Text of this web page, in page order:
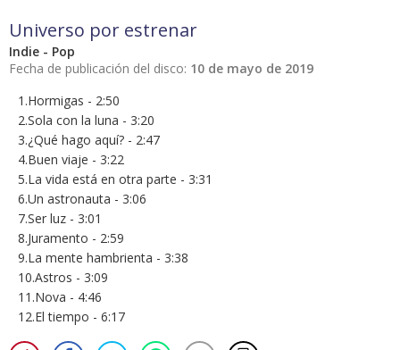
Universo por estrenar
Indie - Pop
Fecha de publicación del disco: 10 de mayo de 2019
1.Hormigas - 2:50
2.Sola con la luna - 3:20
3.¿Qué hago aquí? - 2:47
4.Buen viaje - 3:22
5.La vida está en otra parte - 3:31
6.Un astronauta - 3:06
7.Ser luz - 3:01
8.Juramento - 2:59
9.La mente hambrienta - 3:38
10.Astros - 3:09
11.Nova - 4:46
12.El tiempo - 6:17